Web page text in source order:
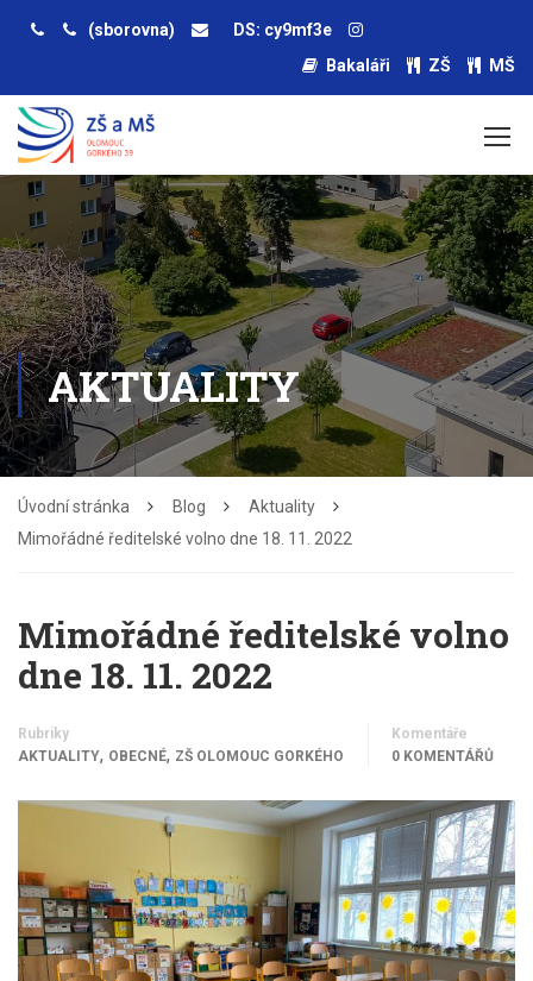
(sborovna)
DS: cy9mf3e
Bakaláři
ZŠ MŠ
AKTUALITY
Úvodní stránka Blog
Aktuality
Mimořádné ředitelské volno dne 18. 11. 2022
Mimořádné ředitelské volno
dne 18. 11. 2022
Rubriky
AKTUALITY, OBECNÉ, ZŠ OLOMOUC GORKÉHO
Komentáře
0 KOMENTÁŘŮ